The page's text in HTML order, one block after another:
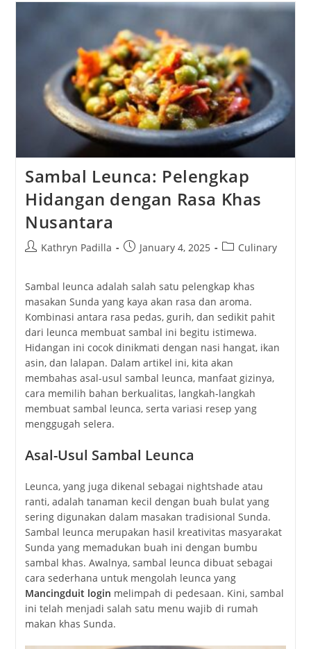
Dan
Menggugah
Imajinasi
Sambal Leunca: Pelengkap
Hidangan dengan Rasa Khas
Nusantara
PostKathryn Padilla
PostJanuary 4, 2025
PostCulinary
Sambal leunca adalah salah satu pelengkap khas
masakan Sunda yang kaya akan rasa dan aroma.
Kombinasi antara rasa pedas, gurih, dan sedikit pahit
dari leunca membuat sambal ini begitu istimewa.
Hidangan ini cocok dinikmati dengan nasi hangat, ikan
asin, dan lalapan. Dalam artikel ini, kita akan
membahas asal-usul sambal leunca, manfaat gizinya,
cara memilih bahan berkualitas, langkah-langkah
membuat sambal leunca, serta variasi resep yang
menggugah selera.
Asal-Usul Sambal Leunca
Leunca, yang juga dikenal sebagai nightshade atau
ranti, adalah tanaman kecil dengan buah bulat yang
sering digunakan dalam masakan tradisional Sunda.
Sambal leunca merupakan hasil kreativitas masyarakat
Sunda yang memadukan buah ini dengan bumbu
sambal khas. Awalnya, sambal leunca dibuat sebagai
cara sederhana untuk mengolah leunca yang
Mancingduit login melimpah di pedesaan. Kini, sambal
ini telah menjadi salah satu menu wajib di rumah
makan khas Sunda.